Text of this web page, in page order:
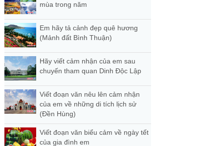
mùa trong năm
Em hãy tả cảnh đẹp quê hương
(Mảnh đất Bình Thuận)
Hãy viết cảm nhận của em sau
chuyến tham quan Dinh Độc Lập
Viết đoạn văn nêu lên cảm nhận
của em về những di tích lịch sử
(Đền Hùng)
Viết đoạn văn biểu cảm về ngày tết
của gia đình em